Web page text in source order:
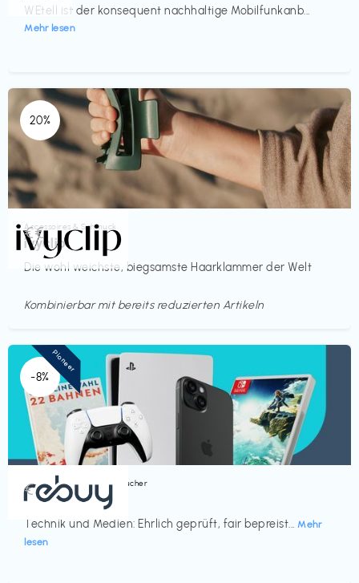
WEtell ist der konsequent nachhaltige Mobilfunkanb...
Mehr lesen
20%
Accessoires & Schmuck
ivyclip
Die wohl weichste, biegsamste Haarklammer der Welt
€€‎
Kombinierbar mit bereits reduzierten Artikeln
-8%
Bücher, Magazine & Hörbücher
rebuy
Technik und Medien: Ehrlich geprüft, fair bepreist... Mehr
lesen
€‎
Pioneer